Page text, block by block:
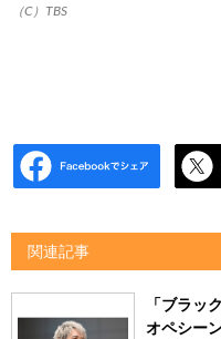
（C）TBS
関連記事
「ブラッ
オペシー